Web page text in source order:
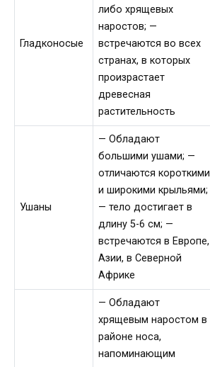
Гладконосые
либо хрящевых
наростов; —
встречаются во всех
странах, в которых
произрастает
древесная
растительность
Ушаны
— Обладают
большими ушами; —
отличаются короткими
и широкими крыльями;
— тело достигает в
длину 5-6 см; —
встречаются в Европе,
Азии, в Северной
Африке
— Обладают
хрящевым наростом в
районе носа,
напоминающим